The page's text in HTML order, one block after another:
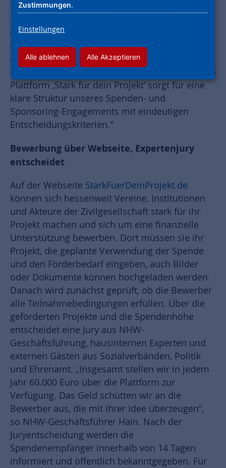
Initiativen mit der Bitte um Unterstützung ihrer
dass wir unmöglich alle berücksichtigen
können", erklärt Dr. Thomas Hain, Leitender
Geschäftsführer der Unternehmensgruppe
Nassauische Heimstätte | Wohnstadt. "Die neue
Plattform ‚Stark für dein Projekt‘ sorgt für eine
klare Struktur unseres Spenden- und
Sponsoring-Engagements mit eindeutigen
Entscheidungskriterien."
Bewerbung über Webseite, Expertenjury
entscheidet
Auf der Webseite StarkFuerDeinProjekt.de
können sich hessenweit Vereine, Institutionen
und Akteure der Zivilgesellschaft stark für ihr
Projekt machen und sich um eine finanzielle
Unterstützung bewerben. Dort müssen sie ihr
Projekt, die geplante Verwendung der Spende
und den Förderbedarf eingeben, auch Bilder
oder Dokumente können hochgeladen werden.
Danach wird zunächst geprüft, ob die Bewerber
alle Teilnahmebedingungen erfüllen. Über die
geförderten Projekte und die Spendenhöhe
entscheidet eine Jury aus NHW-
Geschäftsführung, hausinternen Experten und
externen Gästen aus Sozialverbänden, Politik
und Ehrenamt. „Insgesamt stellen wir in jedem
Jahr 60.000 Euro über die Plattform zur
Verfügung. Das Geld schütten wir an die
Bewerber aus, die mit ihrer Idee überzeugen“,
so NHW-Geschäftsführer Hain. Nach der
Juryentscheidung werden die
Spendenempfänger innerhalb von 14 Tagen
informiert und öffentlich bekanntgegeben. Für
Zustimmungen.
Einstellungen
Alle ablehnen Alle Akzeptieren